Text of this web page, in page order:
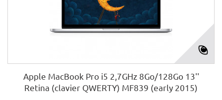
Apple MacBook Pro i5 2,7GHz 8Go/128Go 13''
Retina (clavier QWERTY) MF839 (early 2015)